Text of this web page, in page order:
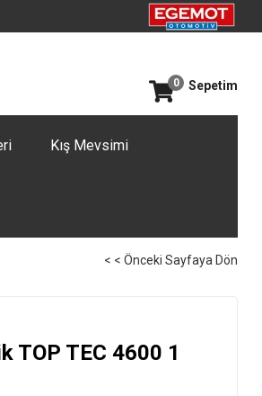
Sepetim
0
Kış Mevsimi
< < Önceki Sayfaya Dön
TOP TEC 4600 1